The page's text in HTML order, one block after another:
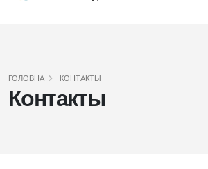
Контакты
ГОЛОВНА КОНТАКТЫ